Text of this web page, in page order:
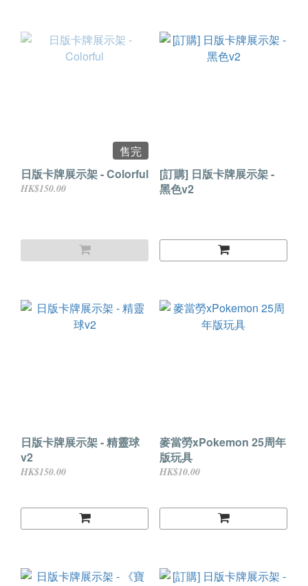
售完
日版卡牌展示架 - Colorful
HK$150.00
[訂購] 日版卡牌展示架 -
黑色v2
日版卡牌展示架 - 精靈球
v2
HK$150.00
麥當勞xPokemon 25周年
版玩具
HK$10.00